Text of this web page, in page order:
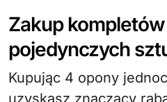
Zakup
pojedynczych
Kupując 4 opony
uzyskasz znaczący